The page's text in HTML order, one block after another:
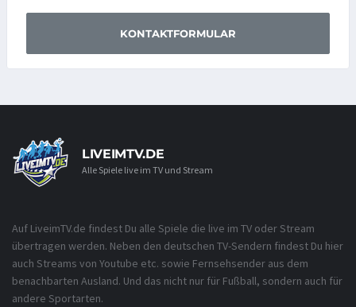
KONTAKTFORMULAR
LIVEIMTV.DE
Alle Spiele live im TV und Stream
Auf LiveimTV.de findest Du alle Spiele die live im TV oder Stream
übertragen werden. Neben den deutschen TV-Sendern findest Du hier
auch Streams von Youtube etc. sowie Fernsehsender aus dem
benachbarten Ausland. Und das nicht nur für Fußball, sondern auch für
andere Sportarten.